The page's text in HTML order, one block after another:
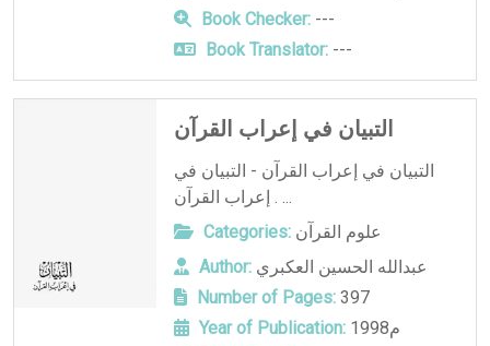
Book Checker:---
Book Translator:---
التبيان في إعراب القرآن
التبيان في إعراب القرآن - التبيان في
إعراب القرآن . ...
Categories: علوم القرآن
Author: عبدالله الحسين العكبري
Number of Pages:397
Year of Publication:
1998م